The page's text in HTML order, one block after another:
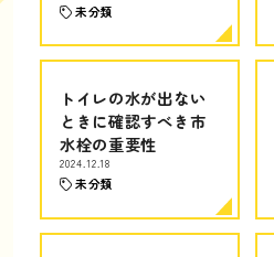
未分類
トイレの水が出ない
ときに確認すべき市
水栓の重要性
2024.12.18
未分類